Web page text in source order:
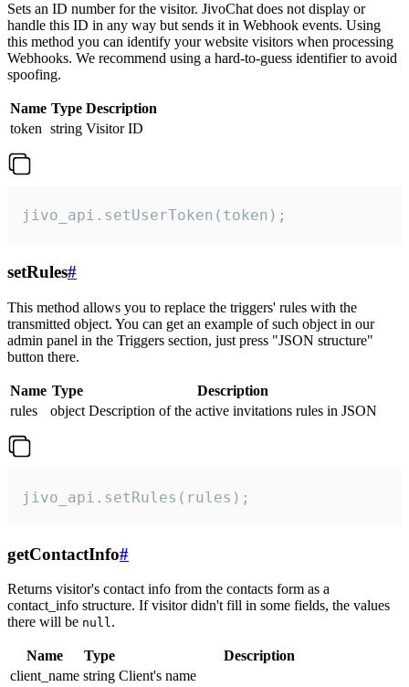
Sets an ID number for the visitor. JivoChat does not display or
handle this ID in any way but sends it in Webhook events. Using
this method you can identify your website visitors when processing
Webhooks. We recommend using a hard-to-guess identifier to avoid
spoofing.
Name Type Description
token string Visitor ID
jivo_api.setUserToken(token);
setRules#
This method allows you to replace the triggers' rules with the
transmitted object. You can get an example of such object in our
admin panel in the Triggers section, just press "JSON structure"
button there.
Name Type
Description
rules
object Description of the active invitations rules in JSON
jivo_api.setRules(rules);
getContactInfo#
Returns visitor's contact info from the contacts form as a
contact_info structure. If visitor didn't fill in some fields, the values
there will be null.
Name Type
Description
client_name string Client's name